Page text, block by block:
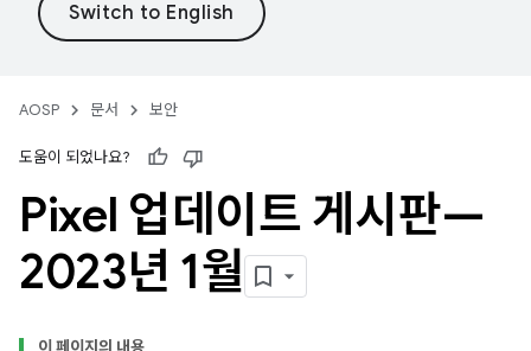
AOSP 문서 보안
도움이 되었나요?
Pixel 업데이트 게시판—
2023년 1월
이 페이지의 내용